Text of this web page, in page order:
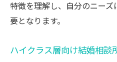
特徴を理解し、自分のニー
要となります。
ハイクラス層向け結婚相談